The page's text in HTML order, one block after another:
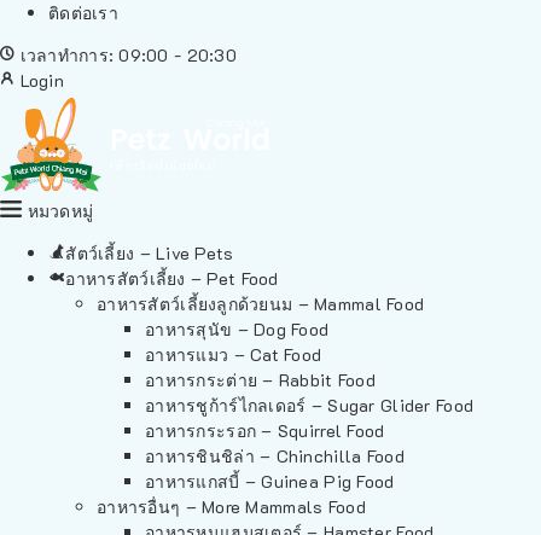
ติดต่อเรา
เวลาทำการ: 09:00 - 20:30
Login
หมวดหมู่
สัตว์เลี้ยง – Live Pets
อาหารสัตว์เลี้ยง – Pet Food
อาหารสัตว์เลี้ยงลูกด้วยนม – Mammal Food
อาหารสุนัข – Dog Food
อาหารแมว – Cat Food
อาหารกระต่าย – Rabbit Food
อาหารชูก้าร์ไกลเดอร์ – Sugar Glider Food
อาหารกระรอก – Squirrel Food
อาหารชินชิล่า – Chinchilla Food
อาหารแกสบี้ – Guinea Pig Food
อาหารอื่นๆ – More Mammals Food